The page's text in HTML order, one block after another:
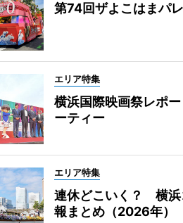
第74回ザよこはまパ
エリア特集
横浜国際映画祭レポ
ーティー
エリア特集
連休どこいく？ 横浜
報まとめ（2026年）